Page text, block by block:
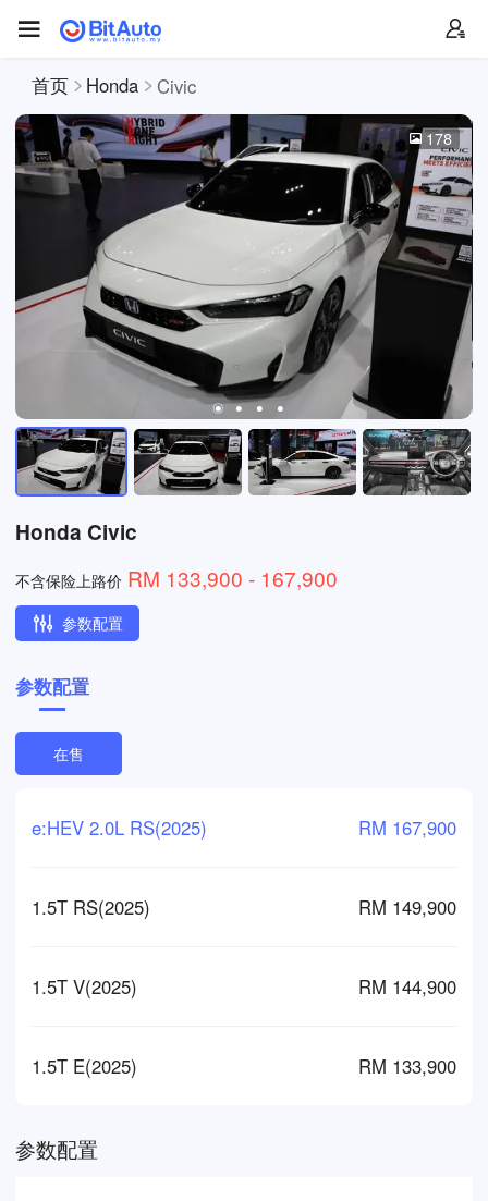
首页 Honda Civic
178
Honda Civic
不含保险上路价 RM 133,900 - 167,900
参数配置
参数配置
在售
e:HEV 2.0L RS(2025) RM 167,900
1.5T RS(2025) RM 149,900
1.5T V(2025) RM 144,900
1.5T E(2025) RM 133,900
参数配置